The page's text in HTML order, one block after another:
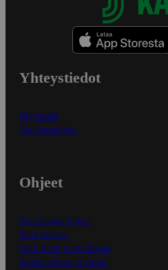
Yhteystiedot
Myymälät
Asiakaspalvelu
Ohjeet
Ensitilaajan ohjeet
Näin maksat
Näin tilaat ja muokkaat
Kaikki ohjeet ja vinkit